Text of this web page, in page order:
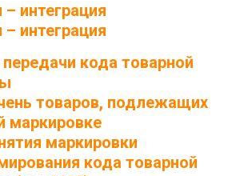
интеграция
интеграция
кода товарной
товаров, подлежащих
маркировке
маркировки
кода товарной